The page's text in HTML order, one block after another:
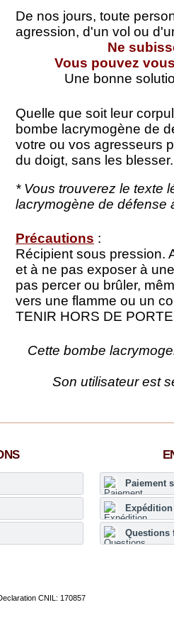
De nos jours, toute
agression, d'un vol ou
Ne
Vous pouvez
Une bonne
Quelle que soit leur
bombe lacrymogène de
votre ou vos agresseurs
du doigt, sans les blesser.
* Vous trouverez le texte
lacrymogène de défense
Précautions :
Récipient sous pression.
et à ne pas exposer à
pas percer ou brûler,
vers une flamme ou un
TENIR HORS DE
Cette bombe
Son utilisateur est
Paiement
Questions
CNIL: 170857